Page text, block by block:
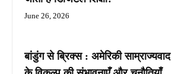
June 26, 2026
बांडुंग से ब्रिक्स : अमेरिकी साम्राज्यवाद